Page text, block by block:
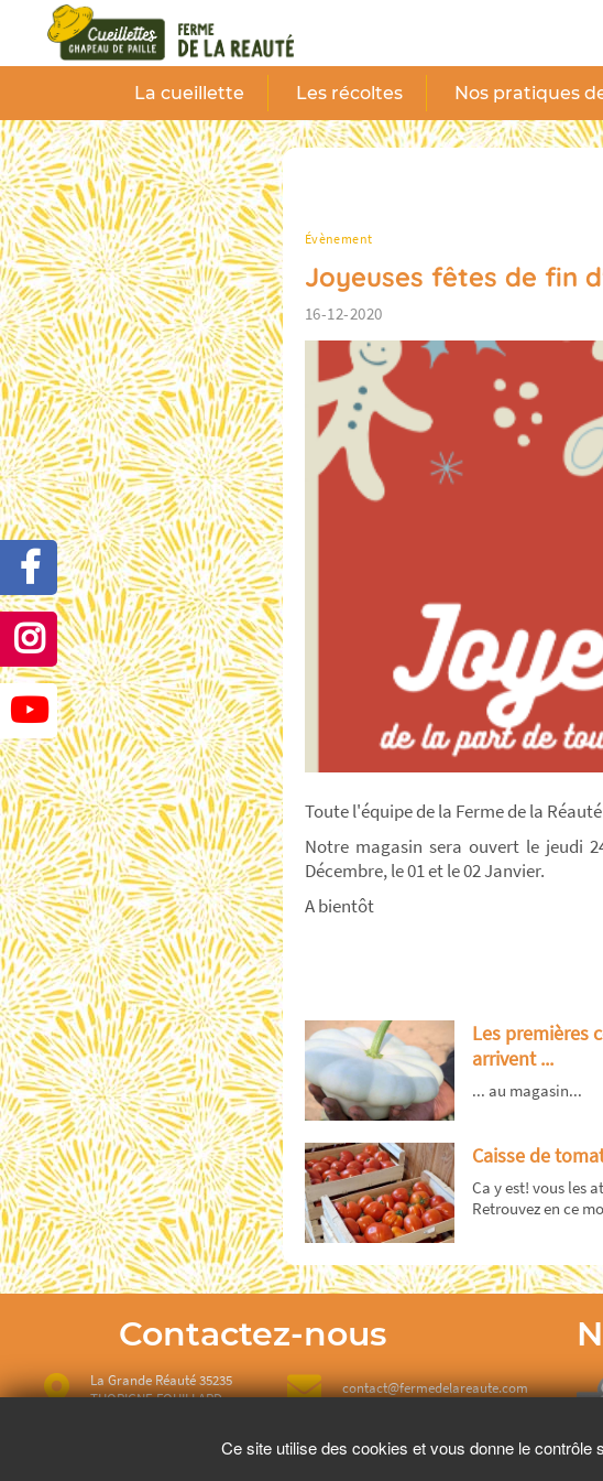
La cueillette Les récoltes Nos pratiques
Évènement
Joyeuses fêtes de fin
16-12-2020
Toute l'équipe de la Ferme de la
Notre magasin sera ouvert le jeudi
Décembre, le 01 et le 02 Janvier.
A bientôt
Les premières
arrivent ...
... au magasin...
Caisse de
Ca y est! vous les
Retrouvez en ce
Contactez-nous
La Grande Réauté 35235
THORIGNE FOUILLARD
contact@fermedelareaute.com
Panneau de gestion des cookies
Ce site utilise des cookies et vous donne le